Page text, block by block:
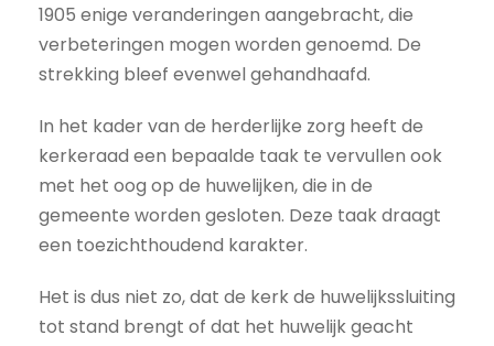
1905 enige veranderingen aangebracht, die
verbeteringen mogen worden genoemd. De
strekking bleef evenwel gehandhaafd.
In het kader van de herderlijke zorg heeft de
kerkeraad een bepaalde taak te vervullen ook
met het oog op de huwelijken, die in de
gemeente worden gesloten. Deze taak draagt
een toezichthoudend karakter.
Het is dus niet zo, dat de kerk de huwelijkssluiting
tot stand brengt of dat het huwelijk geacht